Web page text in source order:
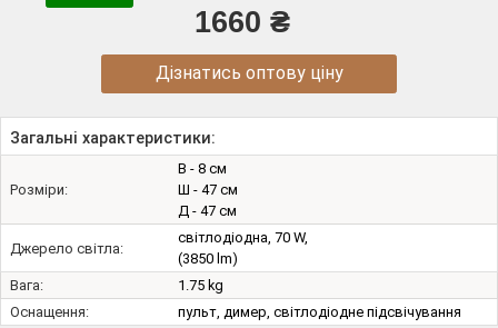
1660 ₴
Дізнатись оптову ціну
Загальні характеристики:
Розміри:
В - 8 см
Ш - 47 см
Д - 47 см
Джерело світла:
світлодіодна, 70 W,
(3850 lm)
Вага:
1.75 kg
Оснащення:
пульт, димер, світлодіодне підсвічування